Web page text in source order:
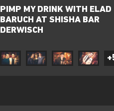
PIMP MY DRINK WITH ELAD
BARUCH AT SHISHA BAR
DERWISCH